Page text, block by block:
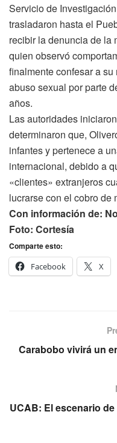
Servicio de
trasladaron hasta el
recibir la denuncia de la
quien observó
finalmente confesar a
abuso sexual por parte
años.
Las autoridades
determinaron que,
infantes y pertenece a
internacional, debido a
«clientes» extranjeros
lucrarse con el cobro de
Con información de:
Foto: Cortesía
Comparte esto:
Facebook
X
Carabobo vivirá un
UCAB: El escenario